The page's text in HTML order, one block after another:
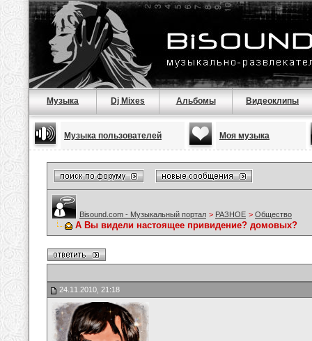
Музыка Dj Mixes Альбомы Видеоклипы
Музыка пользователей Моя музыка
Bisound.com - Музыкальный портал > РАЗНОЕ > Общество
А Вы видели настоящее привидение? домовых?
24.11.2010, 21:18